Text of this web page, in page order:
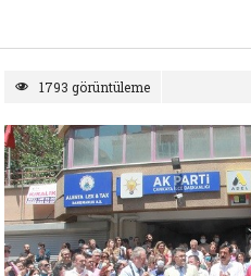
1793 görüntüleme